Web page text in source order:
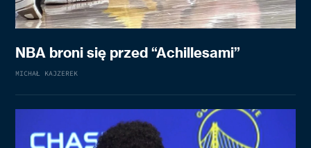
NBA broni się przed “Achillesami”
MICHAŁ KAJZEREK